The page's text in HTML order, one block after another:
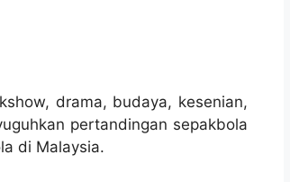
drama, budaya, kesenian,
pertandingan sepakbola
di Malaysia.